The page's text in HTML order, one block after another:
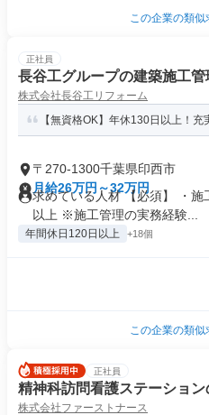
この企業の類似
正社員
長谷工グループの建築施工管
株式会社長谷工リフォーム
【無資格OK】年休130日以上！充
〒270-1300千葉県印西市
月給26万円～32万円
求めている人材 【必須】 ・
以上 ※施工管理の実務経験...
年間休日120日以上 +18個
この企業の類似
正社員
精神科訪問看護ステーション
株式会社ファーストナース